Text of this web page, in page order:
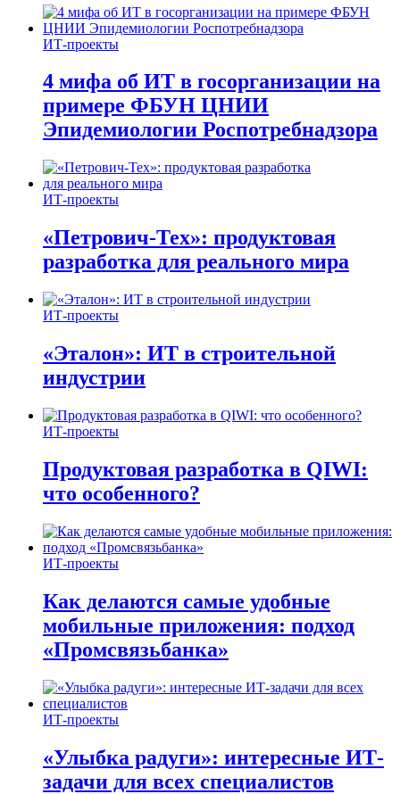
ИТ-проекты
4 мифа об ИТ в госорганизации на
примере ФБУН ЦНИИ
Эпидемиологии Роспотребнадзора
ИТ-проекты
«Петрович-Тех»: продуктовая
разработка для реального мира
ИТ-проекты
«Эталон»: ИТ в строительной
индустрии
ИТ-проекты
Продуктовая разработка в QIWI:
что особенного?
ИТ-проекты
Как делаются самые удобные
мобильные приложения: подход
«Промсвязьбанка»
ИТ-проекты
«Улыбка радуги»: интересные ИТ-
задачи для всех специалистов